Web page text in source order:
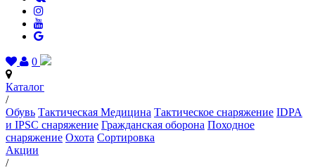
0
Каталог
/
Обувь Тактическая Медицина Тактическое снаряжение IDPA
и IPSC снаряжение Гражданская оборона Походное
снаряжение Охота Сортировка
Акции
/